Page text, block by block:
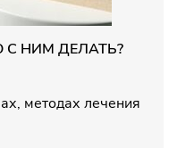
С НИМ ДЕЛАТЬ?
методах лечения